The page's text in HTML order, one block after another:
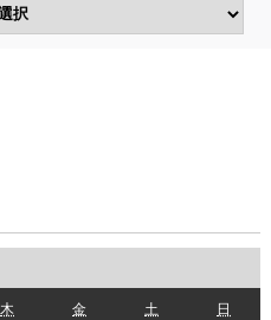
木 金金
土 日